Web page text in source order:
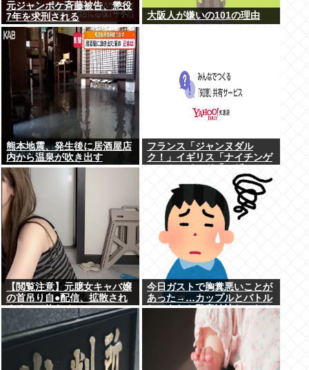
元ジャンポケ斉藤被告、懲役
7年を求刑される
大阪人が嫌いの101の理由
熊本地震、発生後に居酒屋店
内から温泉が吹き出す
フランス「ジャンヌダル
ク！」イギリス「ナイチンゲ
【閲覧注意】元臆女キャバ嬢
の首吊り自●配信、拡散され
まくって終わるwww
今日ガストで胸糞悪いことが
あった→…カップルとバトル
してあわや警察沙汰だったん
だがどっちが悪い？